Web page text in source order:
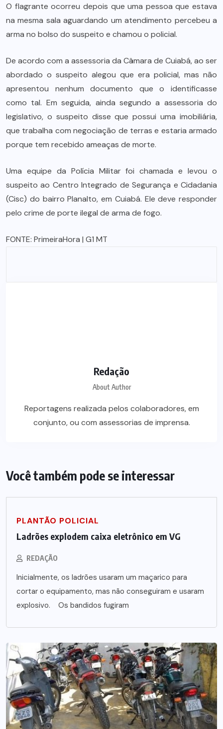
O flagrante ocorreu depois que uma pessoa que estava
na mesma sala aguardando um atendimento percebeu a
arma no bolso do suspeito e chamou o policial.
De acordo com a assessoria da Câmara de Cuiabá, ao ser
abordado o suspeito alegou que era policial, mas não
apresentou nenhum documento que o identificasse
como tal. Em seguida, ainda segundo a assessoria do
legislativo, o suspeito disse que possui uma imobiliária,
que trabalha com negociação de terras e estaria armado
porque tem recebido ameaças de morte.
Uma equipe da Polícia Militar foi chamada e levou o
suspeito ao Centro Integrado de Segurança e Cidadania
(Cisc) do bairro Planalto, em Cuiabá. Ele deve responder
pelo crime de porte ilegal de arma de fogo.
FONTE: PrimeiraHora | G1 MT
Redação
About Author
Reportagens realizada pelos colaboradores, em
conjunto, ou com assessorias de imprensa.
Você também pode se interessar
PLANTÃO POLICIAL
Ladrões explodem caixa eletrônico em VG
REDAÇÃO
Inicialmente, os ladrões usaram um maçarico para
cortar o equipamento, mas não conseguiram e usaram
explosivo. Os bandidos fugiram